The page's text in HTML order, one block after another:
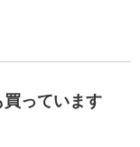
っています